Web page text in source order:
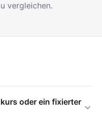
vergleichen.
oder ein fixierter